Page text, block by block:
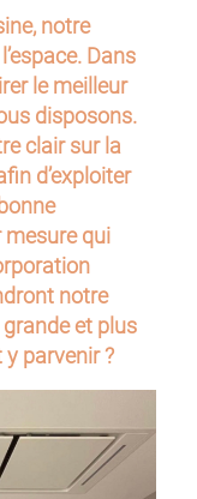
notre
Dans
le meilleur
disposons.
clair sur la
d’exploiter
qui
notre
et plus
parvenir ?